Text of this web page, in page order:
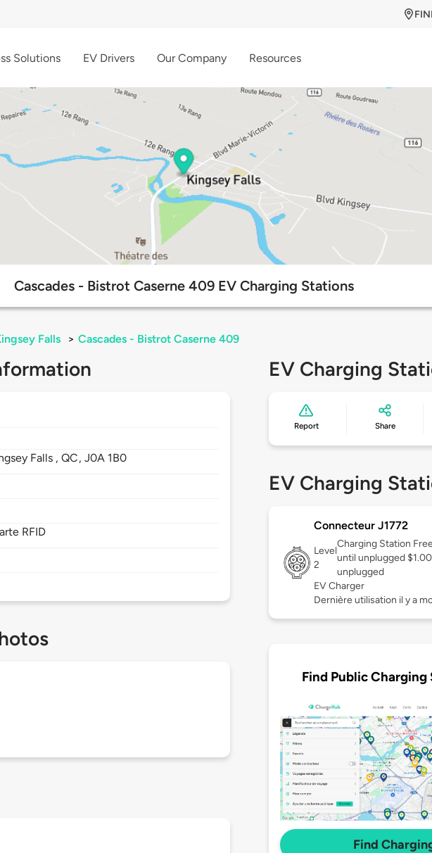
Solutions EV Drivers Our Company Resources
Cascades - Bistrot Caserne 409 EV Charging Stations
Falls > Cascades - Bistrot Caserne 409
Falls ,QC, J0A 1B0
RFID
EV Charging
Report Share
EV Charging
Connecteur J1772
Level
2
Charging Station
until unplugged
unplugged
EV Charger
Dernière utilisation il y a
Find Public Charging
Find